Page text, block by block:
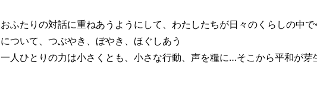
おふたりの対話に重ねあうようにして、わたしたちが日々のくらしの中で
について、つぶやき、ぼやき、ほぐしあう
一人ひとりの力は小さくとも、小さな行動、声を糧に…そこから平和が芽